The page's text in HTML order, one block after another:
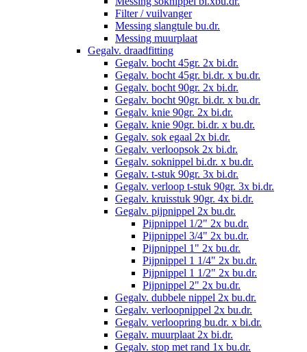
Filter / vuilvanger
Messing slangtule bu.dr.
Messing muurplaat
Gegalv. draadfitting
Gegalv. bocht 45gr. 2x bi.dr.
Gegalv. bocht 45gr. bi.dr. x bu.dr.
Gegalv. bocht 90gr. 2x bi.dr.
Gegalv. bocht 90gr. bi.dr. x bu.dr.
Gegalv. knie 90gr. 2x bi.dr.
Gegalv. knie 90gr. bi.dr. x bu.dr.
Gegalv. sok egaal 2x bi.dr.
Gegalv. verloopsok 2x bi.dr.
Gegalv. soknippel bi.dr. x bu.dr.
Gegalv. t-stuk 90gr. 3x bi.dr.
Gegalv. verloop t-stuk 90gr. 3x bi.dr.
Gegalv. kruisstuk 90gr. 4x bi.dr.
Gegalv. pijpnippel 2x bu.dr.
Pijpnippel 1/2" 2x bu.dr.
Pijpnippel 3/4" 2x bu.dr.
Pijpnippel 1" 2x bu.dr.
Pijpnippel 1 1/4" 2x bu.dr.
Pijpnippel 1 1/2" 2x bu.dr.
Pijpnippel 2" 2x bu.dr.
Gegalv. dubbele nippel 2x bu.dr.
Gegalv. verloopnippel 2x bu.dr.
Gegalv. verloopring bu.dr. x bi.dr.
Gegalv. muurplaat 2x bi.dr.
Gegalv. stop met rand 1x bu.dr.